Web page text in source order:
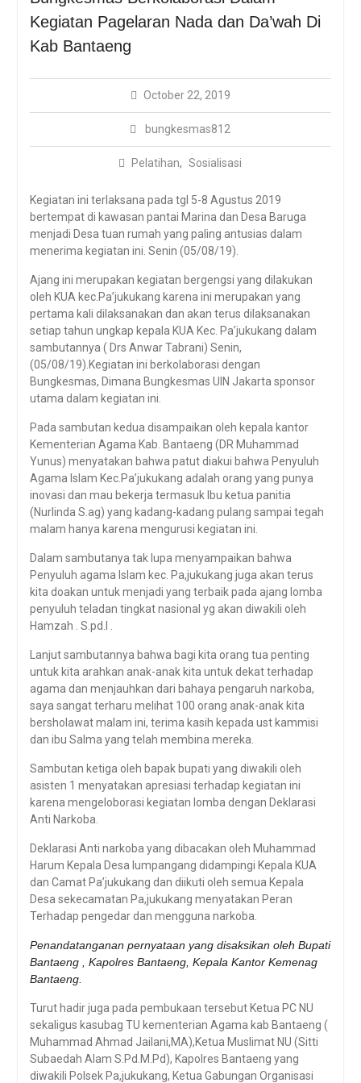
Santunan Dari
Bungkesmas Untuk
Ditinggalkan
Kegiatan Pagelaran Nada dan Da’wah Di
Kab Bantaeng
October 22, 2019
bungkesmas812
Pelatihan, Sosialisasi
Kegiatan ini terlaksana pada tgl 5-8 Agustus 2019
bertempat di kawasan pantai Marina dan Desa Baruga
menjadi Desa tuan rumah yang paling antusias dalam
menerima kegiatan ini. Senin (05/08/19).
Ajang ini merupakan kegiatan bergengsi yang dilakukan
oleh KUA kec.Pa’jukukang karena ini merupakan yang
pertama kali dilaksanakan dan akan terus dilaksanakan
setiap tahun ungkap kepala KUA Kec. Pa’jukukang dalam
sambutannya ( Drs Anwar Tabrani) Senin,
(05/08/19).Kegiatan ini berkolaborasi dengan
Bungkesmas, Dimana Bungkesmas UIN Jakarta sponsor
utama dalam kegiatan ini.
Pada sambutan kedua disampaikan oleh kepala kantor
Kementerian Agama Kab. Bantaeng (DR Muhammad
Yunus) menyatakan bahwa patut diakui bahwa Penyuluh
Agama Islam Kec.Pa’jukukang adalah orang yang punya
inovasi dan mau bekerja termasuk Ibu ketua panitia
(Nurlinda S.ag) yang kadang-kadang pulang sampai tegah
malam hanya karena mengurusi kegiatan ini.
Dalam sambutanya tak lupa menyampaikan bahwa
Penyuluh agama Islam kec. Pa,jukukang juga akan terus
kita doakan untuk menjadi yang terbaik pada ajang lomba
penyuluh teladan tingkat nasional yg akan diwakili oleh
Hamzah . S.pd.I .
Lanjut sambutannya bahwa bagi kita orang tua penting
untuk kita arahkan anak-anak kita untuk dekat terhadap
agama dan menjauhkan dari bahaya pengaruh narkoba,
saya sangat terharu melihat 100 orang anak-anak kita
bersholawat malam ini, terima kasih kepada ust kammisi
dan ibu Salma yang telah membina mereka.
Sambutan ketiga oleh bapak bupati yang diwakili oleh
asisten 1 menyatakan apresiasi terhadap kegiatan ini
karena mengeloborasi kegiatan lomba dengan Deklarasi
Anti Narkoba.
Deklarasi Anti narkoba yang dibacakan oleh Muhammad
Harum Kepala Desa lumpangang didampingi Kepala KUA
dan Camat Pa’jukukang dan diikuti oleh semua Kepala
Desa sekecamatan Pa,jukukang menyatakan Peran
Terhadap pengedar dan mengguna narkoba.
Penandatanganan pernyataan yang disaksikan oleh Bupati
Bantaeng , Kapolres Bantaeng, Kepala Kantor Kemenag
Bantaeng.
Turut hadir juga pada pembukaan tersebut Ketua PC NU
sekaligus kasubag TU kementerian Agama kab Bantaeng (
Muhammad Ahmad Jailani,MA),Ketua Muslimat NU (Sitti
Subaedah Alam S.Pd.M.Pd), Kapolres Bantaeng yang
diwakili Polsek Pa,jukukang, Ketua Gabungan Organisasi